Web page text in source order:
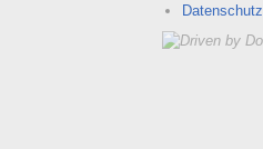
Datenschutz